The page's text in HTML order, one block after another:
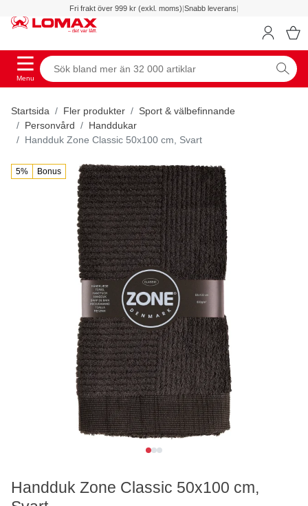
Fri frakt över 999 kr (exkl. moms)|Snabb leverans|
Menu
Startsida Fler produkter
Sport & välbefinnande
Personvård
Handdukar
Handduk Zone Classic 50x100 cm, Svart
5% Bonus
Handduk Zone Classic 50x100 cm,